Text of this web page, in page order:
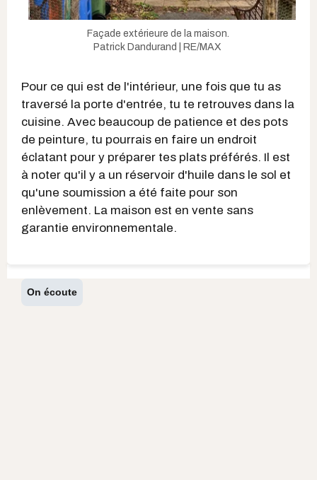
Façade extérieure de la maison.
Patrick Dandurand | RE/MAX
Pour ce qui est de l'intérieur, une fois que tu as
traversé la porte d'entrée, tu te retrouves dans la
cuisine. Avec beaucoup de patience et des pots
de peinture, tu pourrais en faire un endroit
éclatant pour y préparer tes plats préférés. Il est
à noter qu'il y a un réservoir d'huile dans le sol et
qu'une soumission a été faite pour son
enlèvement. La maison est en vente sans
garantie environnementale.
On écoute